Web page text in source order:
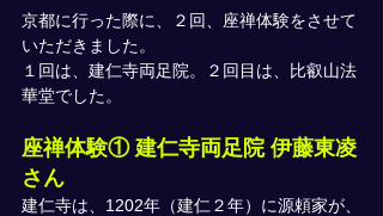
京都に行った際に、２回、座禅体験をさせて
いただきました。
１回は、建仁寺両足院。２回目は、比叡山法
華堂でした。
座禅体験① 建仁寺両足院 伊藤東凌
さん
建仁寺は、1202年（建仁２年）に源頼家が、